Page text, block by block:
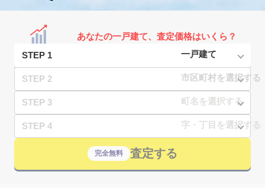
あなたの一戸建て、査定価格はいくら？
STEP 1
STEP 2
STEP 3
STEP 4
完全無料 査定する